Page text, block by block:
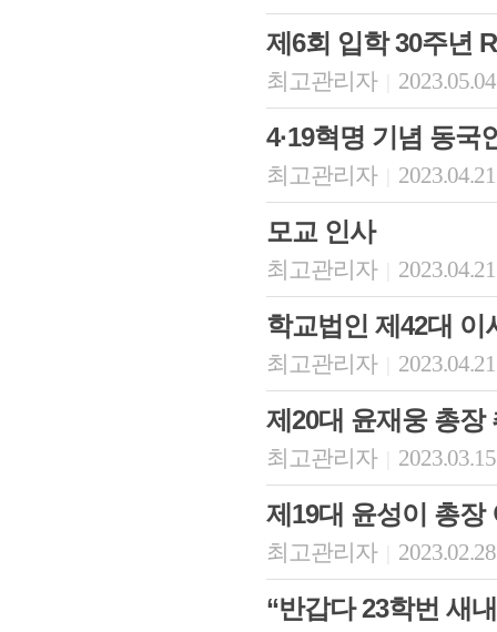
제6회 입학 30주년
최고관리자
4·19혁명 기념 동국
최고관리자
모교 인사
최고관리자
학교법인 제42대 이
최고관리자
제20대 윤재웅 총장
최고관리자
제19대 윤성이 총장
최고관리자
“반갑다 23학번 새